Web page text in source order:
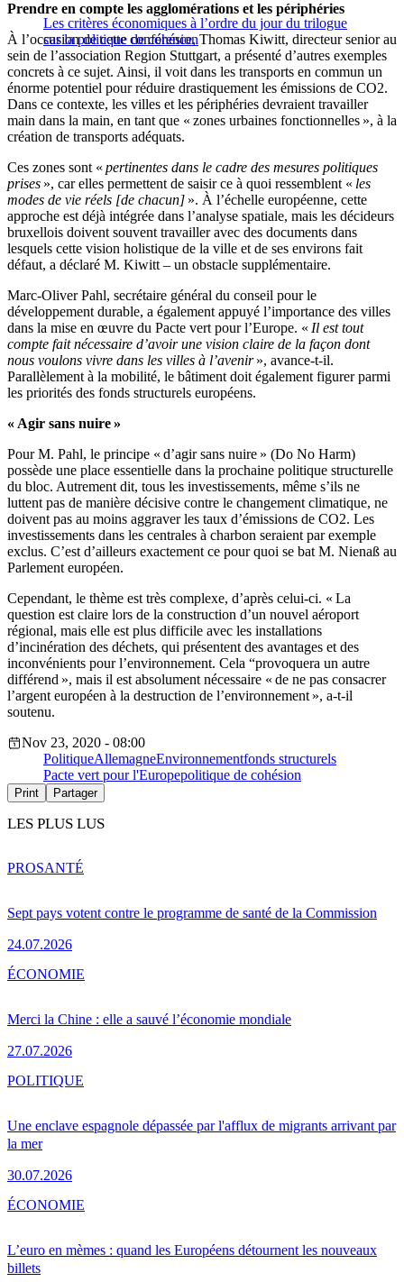
Les critères économiques à l’ordre du jour du trilogue
sur la politique de cohésion
Prendre en compte les agglomérations et les périphéries
À l’occasion de cette conférence, Thomas Kiwitt, directeur senior au
sein de l’association Region Stuttgart, a présenté d’autres exemples
concrets à ce sujet. Ainsi, il voit dans les transports en commun un
énorme potentiel pour réduire drastiquement les émissions de CO2.
Dans ce contexte, les villes et les périphéries devraient travailler
main dans la main, en tant que « zones urbaines fonctionnelles », à la
création de transports adéquats.
Ces zones sont « pertinentes dans le cadre des mesures politiques
prises », car elles permettent de saisir ce à quoi ressemblent « les
modes de vie réels [de chacun] ». À l’échelle européenne, cette
approche est déjà intégrée dans l’analyse spatiale, mais les décideurs
bruxellois doivent souvent travailler avec des documents dans
lesquels cette vision holistique de la ville et de ses environs fait
défaut, a déclaré M. Kiwitt – un obstacle supplémentaire.
Marc-Oliver Pahl, secrétaire général du conseil pour le
développement durable, a également appuyé l’importance des villes
dans la mise en œuvre du Pacte vert pour l’Europe. « Il est tout
compte fait nécessaire d’avoir une vision claire de la façon dont
nous voulons vivre dans les villes à l’avenir», avance-t-il.
Parallèlement à la mobilité, le bâtiment doit également figurer parmi
les priorités des fonds structurels européens.
« Agir sans nuire »
Pour M. Pahl, le principe « d’agir sans nuire » (Do No Harm)
possède une place essentielle dans la prochaine politique structurelle
du bloc. Autrement dit, tous les investissements, même s’ils ne
luttent pas de manière décisive contre le changement climatique, ne
doivent pas au moins aggraver les taux d’émissions de CO2. Les
investissements dans les centrales à charbon seraient par exemple
exclus. C’est d’ailleurs exactement ce pour quoi se bat M. Nienaß au
Parlement européen.
Cependant, le thème est très complexe, d’après celui-ci. « La
question est claire lors de la construction d’un nouvel aéroport
régional, mais elle est plus difficile avec les installations
d’incinération des déchets, qui présentent des avantages et des
inconvénients pour l’environnement. Cela “provoquera un autre
différend », mais il est absolument nécessaire « de ne pas consacrer
l’argent européen à la destruction de l’environnement », a-t-il
soutenu.
Nov 23, 2020 - 08:00
PolitiqueAllemagneEnvironnementfonds structurels
Pacte vert pour l'Europepolitique de cohésion
Print Partager
LES PLUS LUS
Sept pays votent contre le programme de santé de la Commission
24.07.2026
PROSANTÉ
Merci la Chine : elle a sauvé l’économie mondiale
27.07.2026
ÉCONOMIE
Une enclave espagnole dépassée par l'afflux de migrants arrivant par
la mer
30.07.2026
POLITIQUE
L’euro en mèmes : quand les Européens détournent les nouveaux
billets
ÉCONOMIE